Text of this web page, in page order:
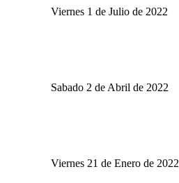
Viernes 1 de Julio de 2022
Sabado 2 de Abril de 2022
Viernes 21 de Enero de 2022